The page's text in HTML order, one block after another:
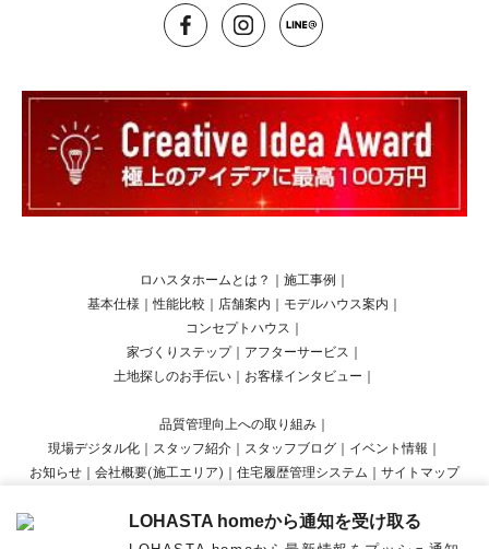
ロハスタホームとは？ 施工事例
基本仕様 ｜性能比較 店舗案内 モデルハウス案内
コンセプトハウス
家づくりステップ
アフターサービス
土地探しのお手伝い
お客様インタビュー
品質管理向上への取り組み
現場デジタル化
スタッフ紹介 スタッフブログ イベント情報
お知らせ
会社概要(施工エリア) 住宅履歴管理システム サイトマップ
Copyright © LOHASTA home presented by LOHAS studio All Rights Reserved.
LOHASTA homeから通知を受け取る